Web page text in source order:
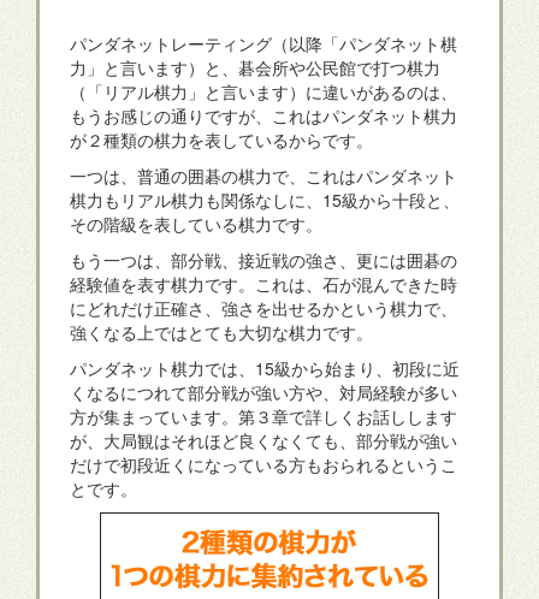
パンダネットレーティング（以降「パンダネット棋
力」と言います）と、碁会所や公民館で打つ棋力
（「リアル棋力」と言います）に違いがあるのは、
もうお感じの通りですが、これはパンダネット棋力
が２種類の棋力を表しているからです。
一つは、普通の囲碁の棋力で、これはパンダネット
棋力もリアル棋力も関係なしに、15級から十段と、
その階級を表している棋力です。
もう一つは、部分戦、接近戦の強さ、更には囲碁の
経験値を表す棋力です。これは、石が混んできた時
にどれだけ正確さ、強さを出せるかという棋力で、
強くなる上ではとても大切な棋力です。
パンダネット棋力では、15級から始まり、初段に近
くなるにつれて部分戦が強い方や、対局経験が多い
方が集まっています。第３章で詳しくお話しします
が、大局観はそれほど良くなくても、部分戦が強い
だけで初段近くになっている方もおられるというこ
とです。